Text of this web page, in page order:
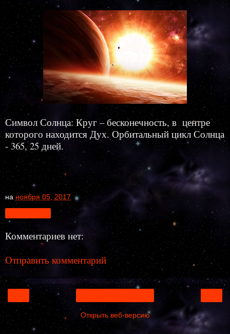
Символ Солнца: Круг – бесконечность, в центре
которого находится Дух. Орбитальный цикл Солнца
- 365, 25 дней.
на ноября 05, 2017
Комментариев нет:
Отправить комментарий
Открыть веб-версию